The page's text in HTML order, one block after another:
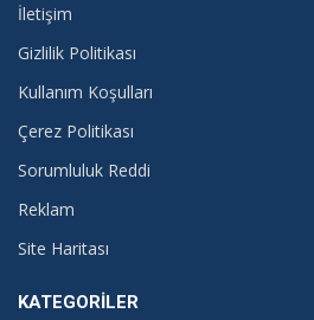
İletişim
Gizlilik Politikası
Kullanım Koşulları
Çerez Politikası
Sorumluluk Reddi
Reklam
Site Haritası
KATEGORILER